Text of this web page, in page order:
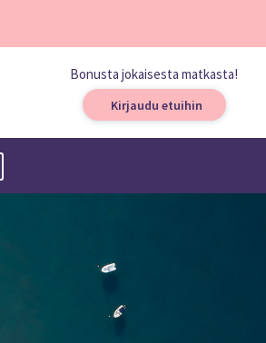
Bonusta jokaisesta matkasta!
Kirjaudu etuihin